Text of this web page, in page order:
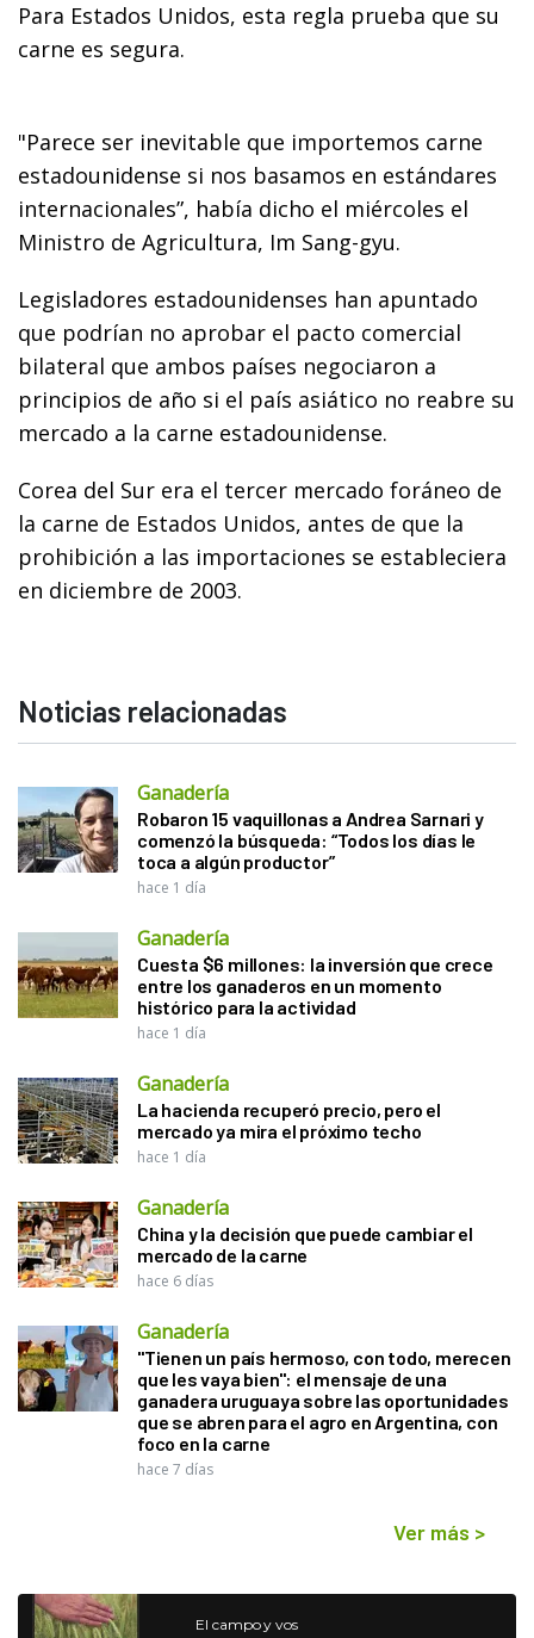
Para Estados Unidos, esta regla prueba que su
carne es segura.
"Parece ser inevitable que importemos carne
estadounidense si nos basamos en estándares
internacionales”, había dicho el miércoles el
Ministro de Agricultura, Im Sang-gyu.
Legisladores estadounidenses han apuntado
que podrían no aprobar el pacto comercial
bilateral que ambos países negociaron a
principios de año si el país asiático no reabre su
mercado a la carne estadounidense.
Corea del Sur era el tercer mercado foráneo de
la carne de Estados Unidos, antes de que la
prohibición a las importaciones se estableciera
en diciembre de 2003.
Noticias relacionadas
Ganadería
Robaron 15 vaquillonas a Andrea Sarnari y
comenzó la búsqueda: “Todos los días le
toca a algún productor”
hace 1 día
Ganadería
Cuesta $6 millones: la inversión que crece
entre los ganaderos en un momento
histórico para la actividad
hace 1 día
Ganadería
La hacienda recuperó precio, pero el
mercado ya mira el próximo techo
hace 1 día
Ganadería
China y la decisión que puede cambiar el
mercado de la carne
hace 6 días
Ganadería
"Tienen un país hermoso, con todo, merecen
que les vaya bien": el mensaje de una
ganadera uruguaya sobre las oportunidades
que se abren para el agro en Argentina, con
foco en la carne
hace 7 días
Ver más >
El campo y vos